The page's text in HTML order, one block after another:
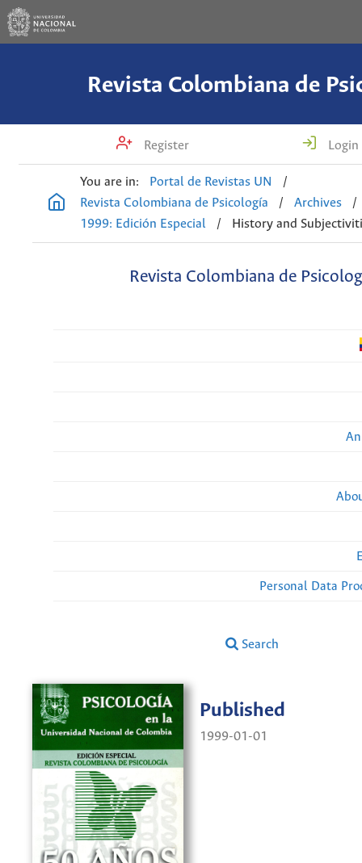
Revista Colombiana de
Register Login
You are in: Portal de Revistas UN
/
Revista Colombiana de Psicología
/ Archives
/
1999: Edición Especial
/ History and
Revista Colombiana de
Personal Data
Search
Published
1999-01-01